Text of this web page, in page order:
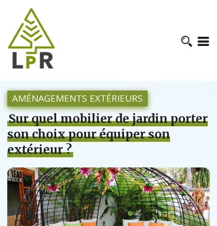
AMÉNAGEMENTS EXTÉRIEURS
Sur quel mobilier de jardin porter
son choix pour équiper son
extérieur ?